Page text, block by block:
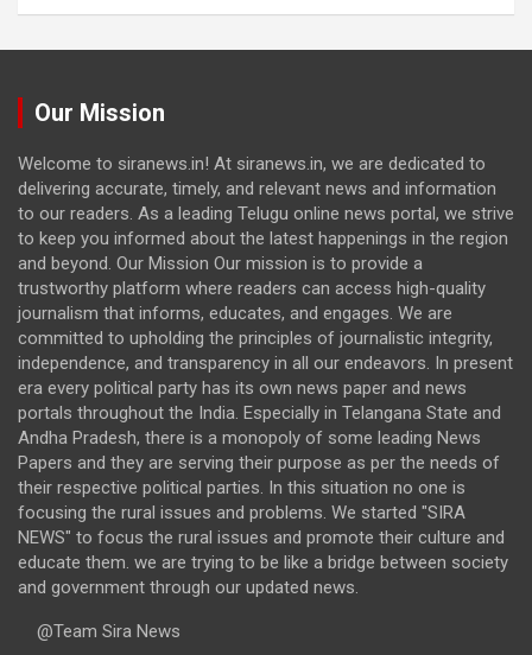
Our Mission
Welcome to siranews.in! At siranews.in, we are dedicated to
delivering accurate, timely, and relevant news and information
to our readers. As a leading Telugu online news portal, we strive
to keep you informed about the latest happenings in the region
and beyond. Our Mission Our mission is to provide a
trustworthy platform where readers can access high-quality
journalism that informs, educates, and engages. We are
committed to upholding the principles of journalistic integrity,
independence, and transparency in all our endeavors. In present
era every political party has its own news paper and news
portals throughout the India. Especially in Telangana State and
Andha Pradesh, there is a monopoly of some leading News
Papers and they are serving their purpose as per the needs of
their respective political parties. In this situation no one is
focusing the rural issues and problems. We started "SIRA
NEWS" to focus the rural issues and promote their culture and
educate them. we are trying to be like a bridge between society
and government through our updated news.
@Team Sira News